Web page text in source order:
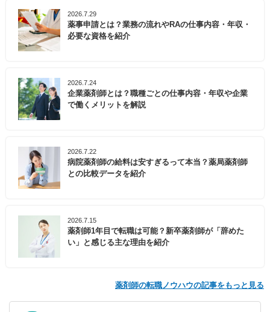
2026.7.29
薬事申請とは？業務の流れやRAの仕事内容・年収・
必要な資格を紹介
2026.7.24
企業薬剤師とは？職種ごとの仕事内容・年収や企業
で働くメリットを解説
2026.7.22
病院薬剤師の給料は安すぎるって本当？薬局薬剤師
との比較データを紹介
2026.7.15
薬剤師1年目で転職は可能？新卒薬剤師が「辞めた
い」と感じる主な理由を紹介
薬剤師の転職ノウハウの記事をもっと見る